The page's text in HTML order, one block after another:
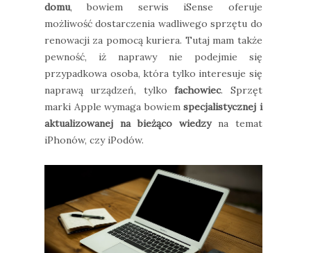
domu, bowiem serwis iSense oferuje
możliwość dostarczenia wadliwego sprzętu do
renowacji za pomocą kuriera. Tutaj mam także
pewność, iż naprawy nie podejmie się
przypadkowa osoba, która tylko interesuje się
naprawą urządzeń, tylkofachowiec. Sprzęt
marki Apple wymaga bowiemspecjalistycznej i
aktualizowanej na bieżąco wiedzyna temat
iPhonów, czy iPodów.